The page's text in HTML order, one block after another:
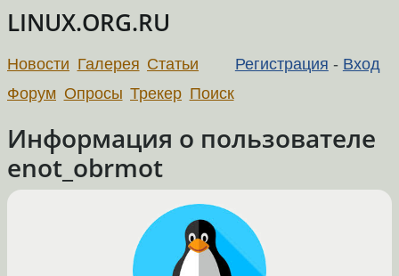
LINUX.ORG.RU
Регистрация - Вход
Новости Галерея Статьи
Форум Опросы Трекер Поиск
Информация о пользователе
enot_obrmot